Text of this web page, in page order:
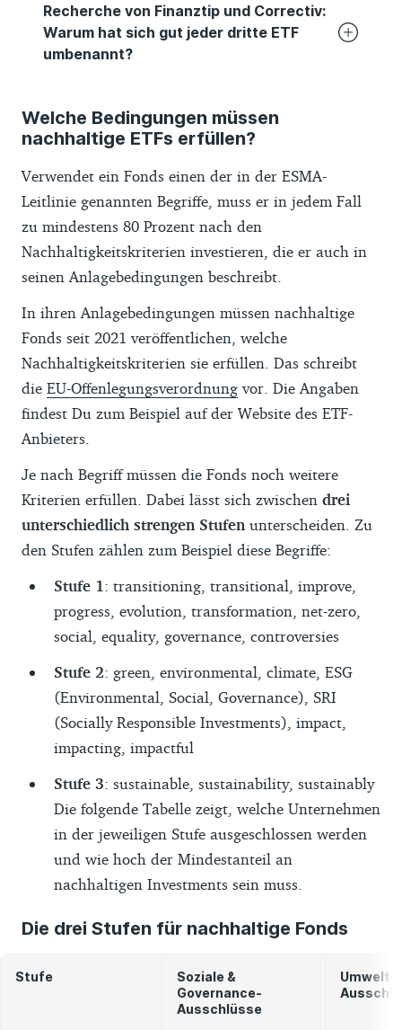
Nachhaltigkeit fehlt. Denn Nachhaltigkeit
hat sehr oft mit persönlichen
So dürfte zwar unstrittig sein, dass
Unternehmen keine Kinderarbeit einsetzen
und keine Streubomben finanzieren sollten.
Bei anderen Themen wie grüner
Gentechnik oder auch Atomenergie gehen
die Meinungen dagegen schon eher
auseinander.
Recherche von Finanztip und Correctiv:
Warum hat sich gut jeder dritte ETF
umbenannt?
Hunderten vermeintlich „grünen“ Fonds und
ETFs Begriffe wie „Klima“ oder „nachhaltig“
aus dem Namen streichen. In den
betroffenen Fonds stecken mindestens 150
Milliarden Euro Anlegergeld. Das zeigt eine
Analyse, die Finanztip gemeinsam mit
Correctiv im Mai 2025 durchgeführt hat.
Fonds und ETFs sich aufgrund der neuen
EU-Regeln umbenennen mussten.
Das Ergebnis: Insgesamt haben sich seit
November 2024 von 712 nachhaltigen
ETFs, die unter die Verordnung fielen, 221
der Börse Xetra handelbaren nachhaltigen
und bei
Welche Bedingungen müssen
nachhaltige ETFs erfüllen?
Verwendet ein Fonds einen der in der ESMA-
Leitlinie genannten Begriffe, muss er in jedem Fall
zu mindestens 80 Prozent nach den
Nachhaltigkeitskriterien investieren, die er auch in
seinen Anlagebedingungen beschreibt.
In ihren Anlagebedingungen müssen nachhaltige
Fonds seit 2021 veröffentlichen, welche
Nachhaltigkeitskriterien sie erfüllen. Das schreibt
die EU-Offenlegungsverordnung vor. Die Angaben
findest Du zum Beispiel auf der Website des ETF-
Anbieters.
Je nach Begriff müssen die Fonds noch weitere
Kriterien erfüllen. Dabei lässt sich zwischen drei
unterschiedlich strengen Stufen unterscheiden. Zu
den Stufen zählen zum Beispiel diese Begriffe:
Stufe 1: transitioning, transitional, improve,
progress, evolution, transformation, net-zero,
social, equality, governance, controversies
Stufe 2: green, environmental, climate, ESG
(Environmental, Social, Governance), SRI
(Socially Responsible Investments), impact,
impacting, impactful
Stufe 3: sustainable, sustainability, sustainably
Die folgende Tabelle zeigt, welche Unternehmen
in der jeweiligen Stufe ausgeschlossen werden
und wie hoch der Mindestanteil an
nachhaltigen Investments sein muss.
Die drei Stufen für nachhaltige Fonds
Stufe
Soziale &
Governance-
Ausschlüsse
Umwelt-